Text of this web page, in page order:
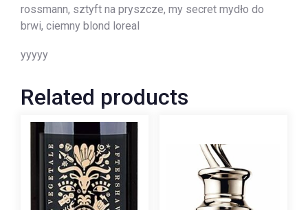
rossmann, sztyft na pryszcze, my secret mydło do
brwi, ciemny blond loreal
yyyyy
Related products